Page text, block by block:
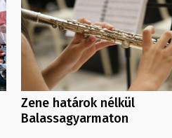
Zene határok nélkül
Balassagyarmaton